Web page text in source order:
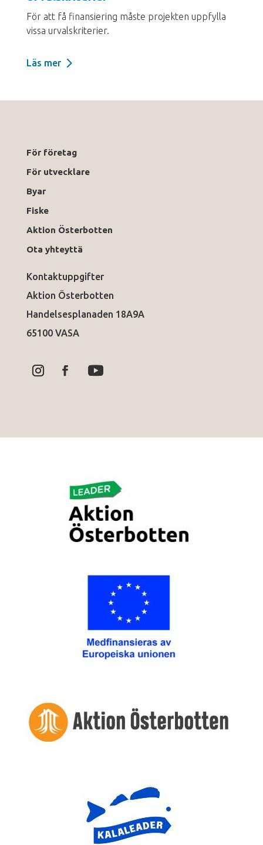
För att få finansiering måste projekten uppfylla
vissa urvalskriterier.
Läs mer
För företag
För utvecklare
Byar
Fiske
Aktion Österbotten
Ota yhteyttä
Kontaktuppgifter
Aktion Österbotten
Handelsesplanaden 18A9A
65100 VASA